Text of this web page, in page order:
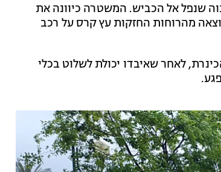
גבוה שנפל אל הכביש. המשטרה כיוונה את
מהרוחות החזקות עץ קרס על רכב
לאחר שאיבדו יכולת לשלוט בכלי